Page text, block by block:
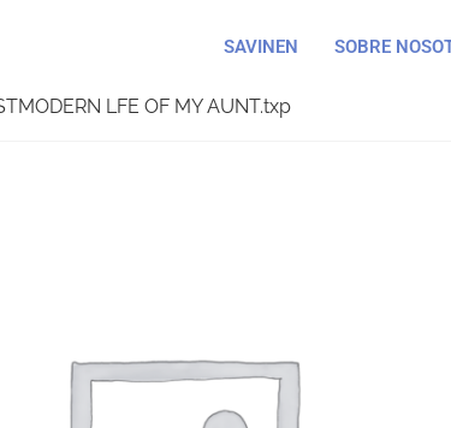
SAVINEN SOBRE
LFE OF MY AUNT.txp